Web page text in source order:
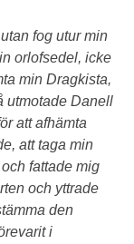
fog utur min
orlofsedel, icke
min Dragkista,
utmotade Danell
att afhämta
att taga min
fattade mig
och yttrade
den
i